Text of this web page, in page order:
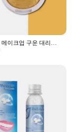
미스 로즈 메이크업 구운 대리석 진주 화이트 실버 골드 하이라이터, 하이라이트 브라이트닝 파우더 하이라이터, 글로스 메이크업